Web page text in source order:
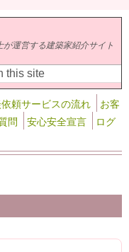
運営する建築家紹介サイト
ーム
頼サービスの流れ
お客
問 安心安全宣言
ログ